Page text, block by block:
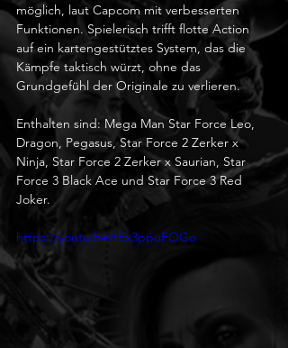
möglich, laut Capcom mit verbesserten
Funktionen. Spielerisch trifft flotte Action
auf ein kartengestütztes System, das die
Kämpfe taktisch würzt, ohne das
Grundgefühl der Originale zu verlieren.
Enthalten sind: Mega Man Star Force Leo,
Dragon, Pegasus, Star Force 2 Zerker x
Ninja, Star Force 2 Zerker x Saurian, Star
Force 3 Black Ace und Star Force 3 Red
Joker.
https://youtu.be/tEx3ppuFOGo